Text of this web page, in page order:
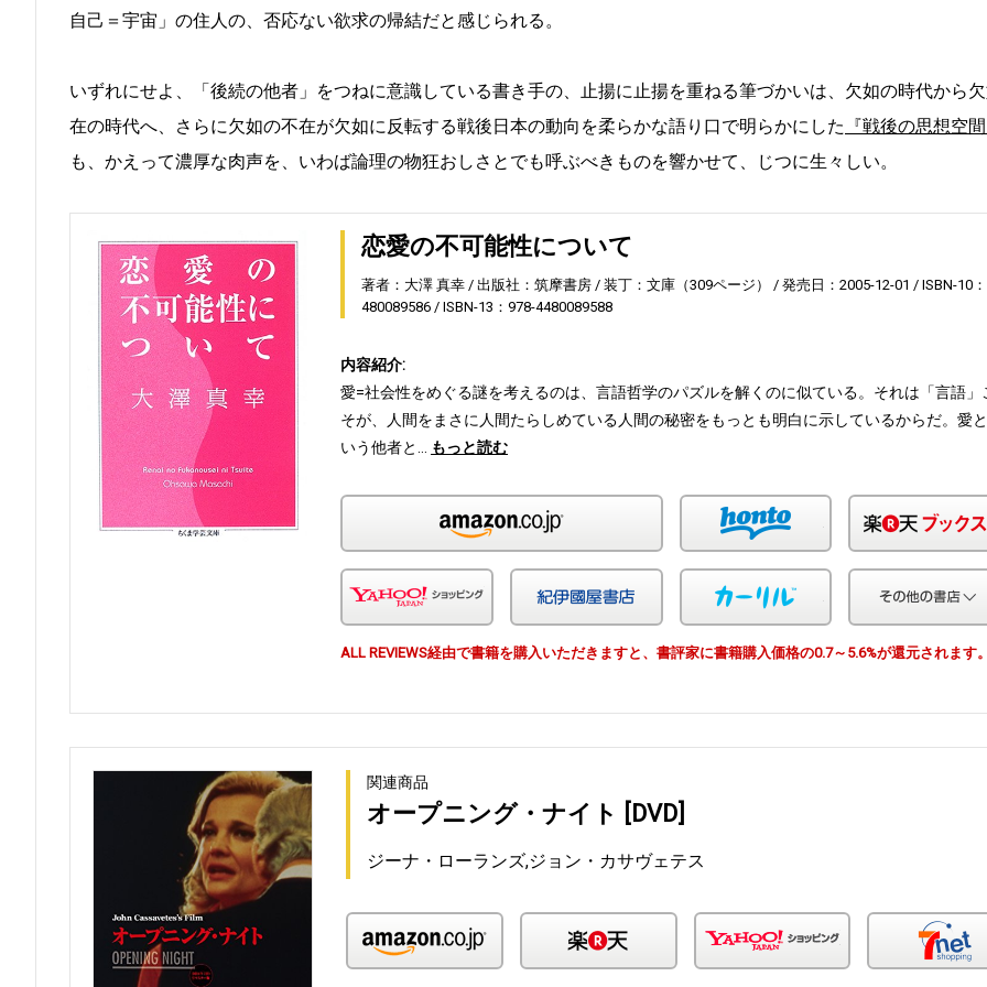
自己＝宇宙」の住人の、否応ない欲求の帰結だと感じられる。
いずれにせよ、「後続の他者」をつねに意識している書き手の、止揚に止揚を重ねる筆づかいは、欠如の時代から
在の時代へ、さらに欠如の不在が欠如に反転する戦後日本の動向を柔らかな語り口で明らかにした 『戦後の思想空間
も、かえって濃厚な肉声を、いわば論理の物狂おしさとでも呼ぶべきものを響かせて、じつに生々しい。
恋愛の不可能性について
著者：大澤 真幸 出版社：筑摩書房 装丁：文庫（309ページ） 発売日：2005-12-01
ISBN-10
480089586
ISBN-13：978-4480089588
内容紹介:
愛=社会性をめぐる謎を考えるのは、言語哲学のパズルを解くのに似ている。それは「言語」
そが、人間をまさに人間たらしめている人間の秘密をもっとも明白に示しているからだ。愛と
いう他者と…
もっと読む
honto
Yahoo!ショッピング 紀伊国屋 カーリル
ALL REVIEWS経由で書籍を購入いただきますと、書評家に書籍購入価格の0.7～5.6%が還元されます。
関連商品
オープニング・ナイト [DVD]
ジーナ・ローランズ,ジョン・カサヴェテス
Yahoo!ショッピング